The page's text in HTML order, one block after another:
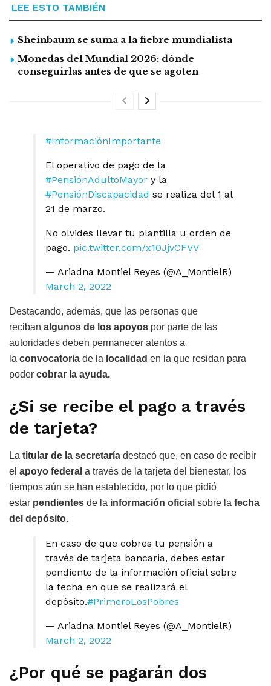
LEE ESTO TAMBIÉN
Sheinbaum se suma a la fiebre mundialista
Monedas del Mundial 2026: dónde
conseguirlas antes de que se agoten
#InformaciónImportante
El operativo de pago de la
#PensiónAdultoMayor y la
#PensiónDiscapacidad se realiza del 1 al
21 de marzo.
No olvides llevar tu plantilla u orden de
pago. pic.twitter.com/x10JjvCFVV
— Ariadna Montiel Reyes (@A_MontielR)
March 2, 2022
Destacando, además, que las personas que
reciban algunos de los apoyos por parte de las
autoridades deben permanecer atentos a
la convocatoria de la localidad en la que residan para
poder cobrar la ayuda.
¿Si se recibe el pago a través
de tarjeta?
La titular de la secretaría destacó que, en caso de recibir
el apoyo federal a través de la tarjeta del bienestar, los
tiempos aún se han establecido, por lo que pidió
estar pendientes de la información oficial sobre la fecha
del depósito.
En caso de que cobres tu pensión a
través de tarjeta bancaria, debes estar
pendiente de la información oficial sobre
la fecha en que se realizará el
depósito.#PrimeroLosPobres
— Ariadna Montiel Reyes (@A_MontielR)
March 2, 2022
¿Por qué se pagarán dos